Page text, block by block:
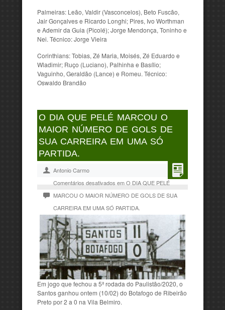
Palmeiras: Leão, Valdir (Vasconcelos), Beto Fuscão,
Jair Gonçalves e Ricardo Longhi; Pires, Ivo Worthman
e Ademir da Guia (Picolé); Jorge Mendonça, Toninho e
Nei. Técnico: Jorge Vieira
Corinthians: Tobias, Zé Maria, Moisés, Zé Eduardo e
Wladimir; Ruço (Luciano), Palhinha e Basílio;
Vaguinho, Geraldão (Lance) e Romeu. Técnico:
Oswaldo Brandão
O DIA QUE PELÉ MARCOU O
MAIOR NÚMERO DE GOLS DE
SUA CARREIRA EM UMA SÓ
PARTIDA.
Antonio Carmo
Comentários desativados em O DIA QUE PELÉ
MARCOU O MAIOR NÚMERO DE GOLS DE SUA
CARREIRA EM UMA SÓ PARTIDA.
Em jogo que fechou a 5ª rodada do Paulistão/2020, o
Santos ganhou ontem (10/02) do Botafogo de Ribeirão
Preto por 2 a 0 na Vila Belmiro.